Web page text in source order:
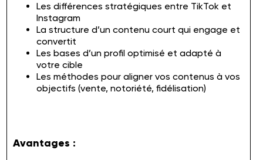
Les différences stratégiques entre TikTok et
Instagram
La structure d’un contenu court qui engage et
convertit
Les bases d’un profil optimisé et adapté à
votre cible
Les méthodes pour aligner vos contenus à vos
objectifs (vente, notoriété, fidélisation)
Avantages :